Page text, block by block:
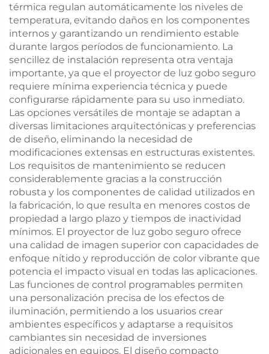
térmica regulan automáticamente los niveles de
temperatura, evitando daños en los componentes
internos y garantizando un rendimiento estable
durante largos períodos de funcionamiento. La
sencillez de instalación representa otra ventaja
importante, ya que el proyector de luz gobo seguro
requiere mínima experiencia técnica y puede
configurarse rápidamente para su uso inmediato.
Las opciones versátiles de montaje se adaptan a
diversas limitaciones arquitectónicas y preferencias
de diseño, eliminando la necesidad de
modificaciones extensas en estructuras existentes.
Los requisitos de mantenimiento se reducen
considerablemente gracias a la construcción
robusta y los componentes de calidad utilizados en
la fabricación, lo que resulta en menores costos de
propiedad a largo plazo y tiempos de inactividad
mínimos. El proyector de luz gobo seguro ofrece
una calidad de imagen superior con capacidades de
enfoque nítido y reproducción de color vibrante que
potencia el impacto visual en todas las aplicaciones.
Las funciones de control programables permiten
una personalización precisa de los efectos de
iluminación, permitiendo a los usuarios crear
ambientes específicos y adaptarse a requisitos
cambiantes sin necesidad de inversiones
adicionales en equipos. El diseño compacto